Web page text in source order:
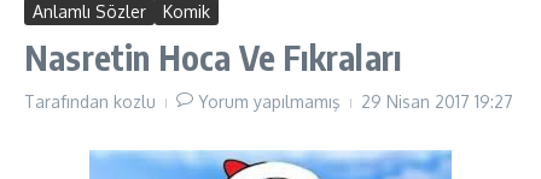
Anlamlı Sözler Komik
Nasretin Hoca Ve Fıkraları
Tarafından kozlu Yorum yapılmamış 29 Nisan 2017 19:27